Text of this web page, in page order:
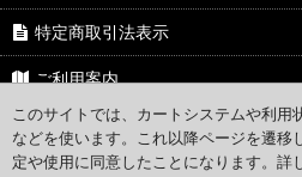
特定商取引法表示
ご利用案内
お問い合わせ
このサイトでは、カートシステムや利
などを使います。これ以降ページを遷
定や使用に同意したことになります。詳